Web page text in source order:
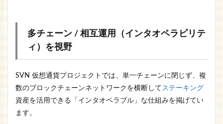
多チェーン / 相互運用（インタオペラビリテ
ィ）を視野
SVN 仮想通貨プロジェクトでは、単一チェーンに閉じず、複
数のブロックチェーンネットワークを横断してステーキング
資産を活用できる「インタオペラブル」な仕組みを掲げてい
ます。